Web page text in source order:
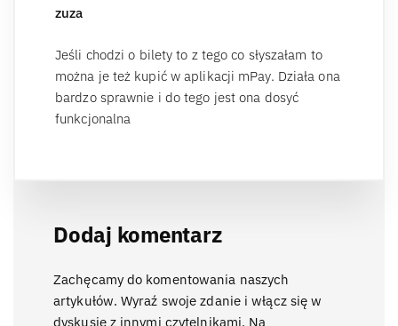
zuza
Jeśli chodzi o bilety to z tego co słyszałam to
można je też kupić w aplikacji mPay. Działa ona
bardzo sprawnie i do tego jest ona dosyć
funkcjonalna
Dodaj komentarz
Zachęcamy do komentowania naszych
artykułów. Wyraź swoje zdanie i włącz się w
dyskusje z innymi czytelnikami. Na